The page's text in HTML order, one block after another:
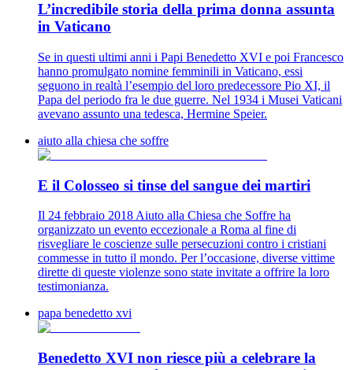
L’incredibile storia della prima donna assunta
in Vaticano
Se in questi ultimi anni i Papi Benedetto XVI e poi Francesco
hanno promulgato nomine femminili in Vaticano, essi
seguono in realtà l’esempio del loro predecessore Pio XI, il
Papa del periodo fra le due guerre. Nel 1934 i Musei Vaticani
avevano assunto una tedesca, Hermine Speier.
aiuto alla chiesa che soffre
E il Colosseo si tinse del sangue dei martiri
Il 24 febbraio 2018 Aiuto alla Chiesa che Soffre ha
organizzato un evento eccezionale a Roma al fine di
risvegliare le coscienze sulle persecuzioni contro i cristiani
commesse in tutto il mondo. Per l’occasione, diverse vittime
dirette di queste violenze sono state invitate a offrire la loro
testimonianza.
papa benedetto xvi
Benedetto XVI non riesce più a celebrare la